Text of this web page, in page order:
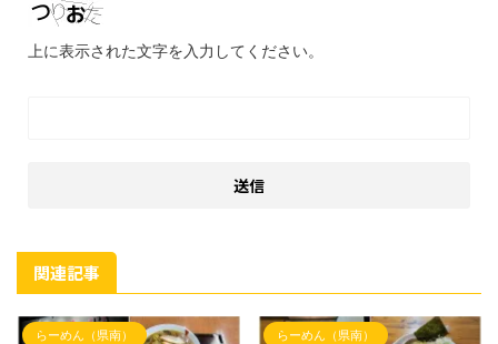
上に表示された文字を入力してください。
関連記事
らーめん（県南） らーめん（県南）